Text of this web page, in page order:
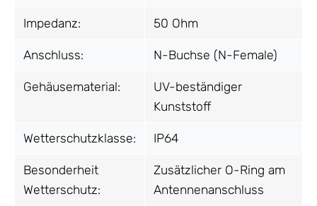
Impedanz: 50 Ohm
Anschluss: N-Buchse (N-Female)
Gehäusematerial:
UV-beständiger
Kunststoff
Wetterschutzklasse: IP64
Besonderheit
Wetterschutz:
Zusätzlicher O-Ring am
Antennenanschluss